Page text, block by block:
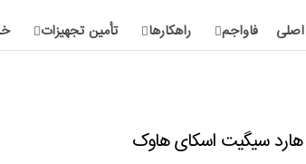
فاواجم راهکارها تأمین تجهیزات
هارد سیگیت اسکای هاوک